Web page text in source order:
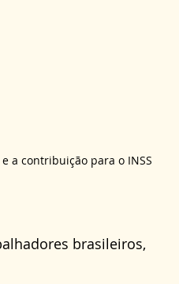
a contribuição para o INSS
brasileiros,